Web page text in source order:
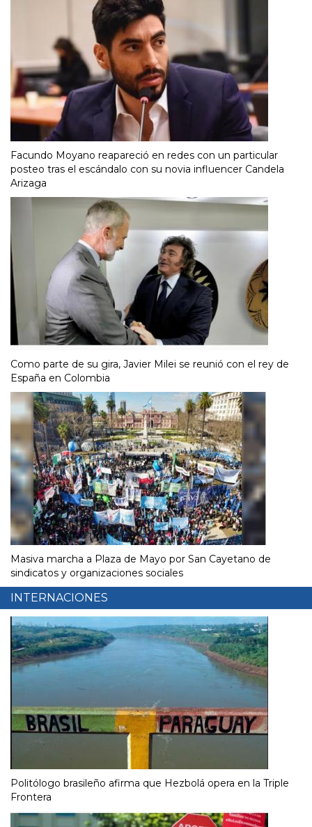
Facundo Moyano reapareció en redes con un particular
posteo tras el escándalo con su novia influencer Candela
Arizaga
Como parte de su gira, Javier Milei se reunió con el rey de
España en Colombia
Masiva marcha a Plaza de Mayo por San Cayetano de
sindicatos y organizaciones sociales
INTERNACIONES
Politólogo brasileño afirma que Hezbolá opera en la Triple
Frontera